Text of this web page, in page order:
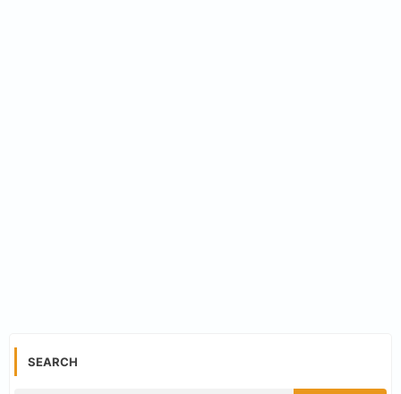
SEARCH